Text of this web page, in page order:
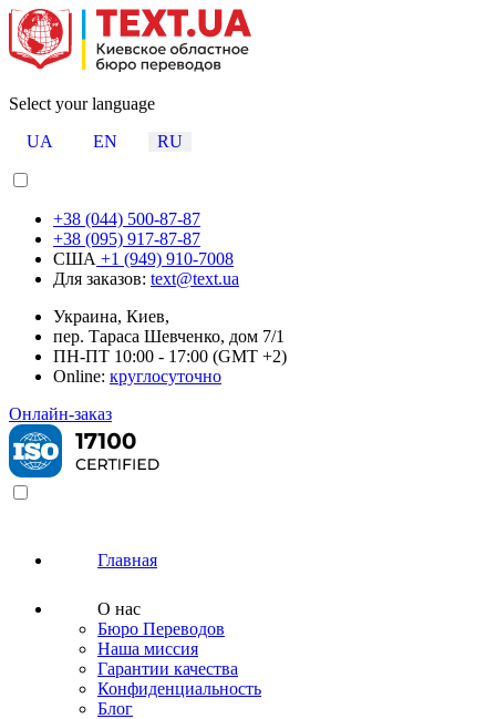
Select your language
UA
EN RU
+38 (044) 500-87-87
+38 (095) 917-87-87
США +1 (949) 910-7008
Для заказов: text@text.ua
Украина, Киев,
пер. Тараса Шевченко, дом 7/1
ПН-ПТ 10:00 - 17:00 (GMT +2)
Online: круглосуточно
Онлайн-заказ
Главная
О нас
Бюро Переводов
Наша миссия
Гарантии качества
Конфиденциальность
Блог